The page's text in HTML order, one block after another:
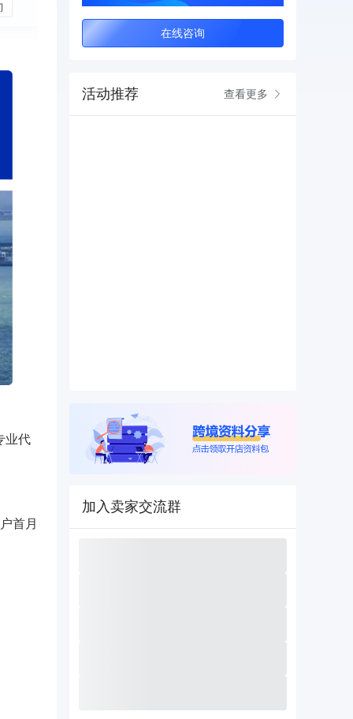
业代
首月
在线咨询
活动推荐 查看更多
加入卖家交流群